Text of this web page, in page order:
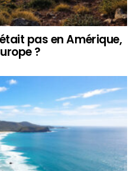
pas en Amérique,
?